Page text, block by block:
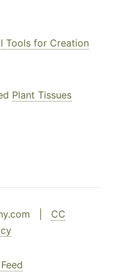
Tools for Creation
Plant Tissues
| CC